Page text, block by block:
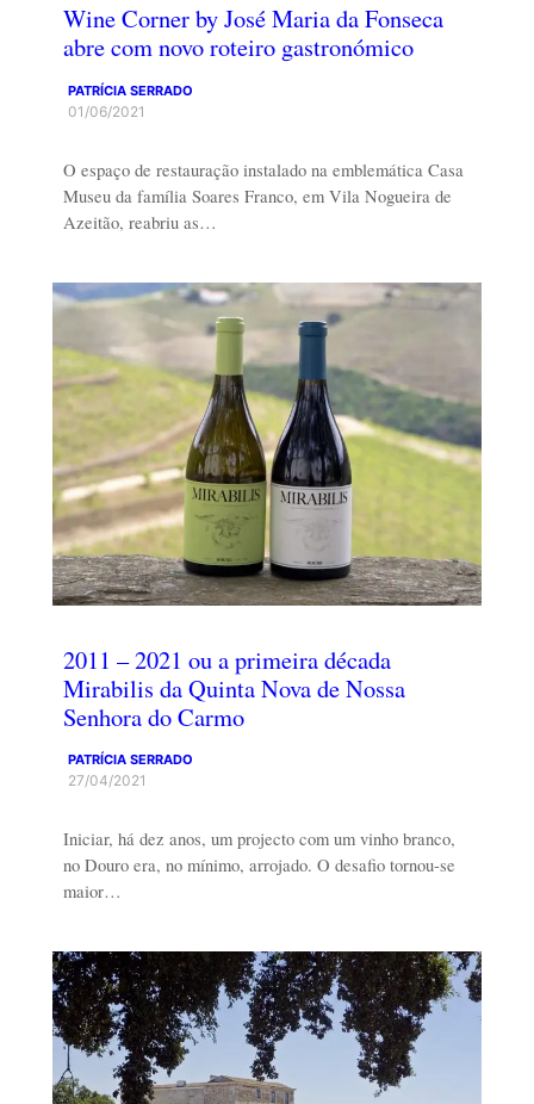
Wine Corner by José Maria da Fonseca
abre com novo roteiro gastronómico
PATRÍCIA SERRADO
01/06/2021
O espaço de restauração instalado na emblemática Casa
Museu da família Soares Franco, em Vila Nogueira de
Azeitão, reabriu as…
2011 – 2021 ou a primeira década
Mirabilis da Quinta Nova de Nossa
Senhora do Carmo
PATRÍCIA SERRADO
27/04/2021
Iniciar, há dez anos, um projecto com um vinho branco,
no Douro era, no mínimo, arrojado. O desafio tornou-se
maior…